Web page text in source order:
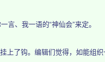
、我一语的“神仙会”来定。
上了钩。编辑们觉得，如能组织